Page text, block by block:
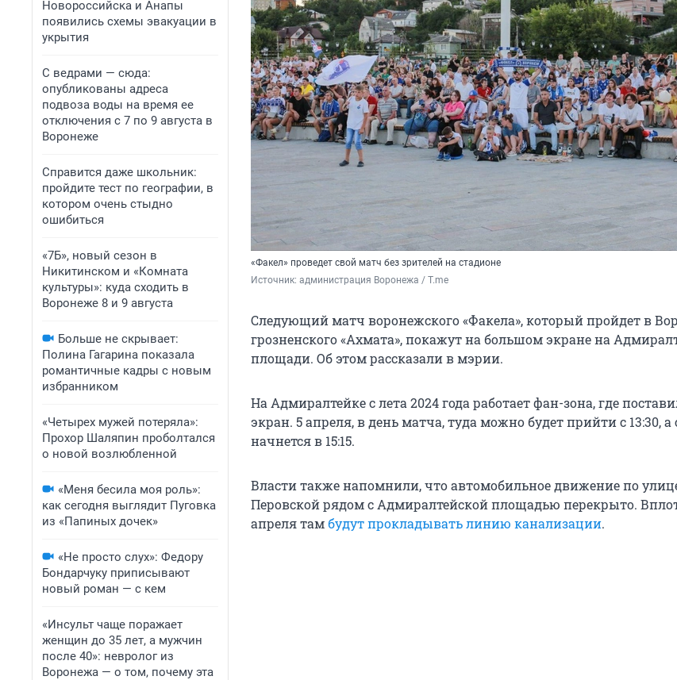
Новороссийска и Анапы
появились схемы эвакуации в
укрытия
С ведрами — сюда:
опубликованы адреса
подвоза воды на время ее
отключения с 7 по 9 августа в
Воронеже
Справится даже школьник:
пройдите тест по географии, в
котором очень стыдно
ошибиться
«7Б», новый сезон в
Никитинском и «Комната
культуры»: куда сходить в
Воронеже 8 и 9 августа
Больше не скрывает:
Полина Гагарина показала
романтичные кадры с новым
избранником
«Четырех мужей потеряла»:
Прохор Шаляпин проболтался
о новой возлюбленной
«Меня бесила моя роль»:
как сегодня выглядит Пуговка
из «Папиных дочек»
«Не просто слух»: Федору
Бондарчуку приписывают
новый роман — с кем
«Инсульт чаще поражает
женщин до 35 лет, а мужчин
после 40»: невролог из
Воронежа — о том, почему эта
«Факел» проведет свой матч без зрителей на стадионе
Источник: администрация Воронежа / T.me
Следующий матч воронежского «Факела», который пройдет в
грозненского «Ахмата», покажут на большом экране на
площади. Об этом рассказали в мэрии.
На Адмиралтейке с лета 2024 года работает фан-зона, где
экран. 5 апреля, в день матча, туда можно будет прийти с 13:30, а
начнется в 15:15.
Власти также напомнили, что автомобильное движение по
Перовской рядом с Адмиралтейской площадью перекрыто.
апреля тамбудут прокладывать линию канализации.